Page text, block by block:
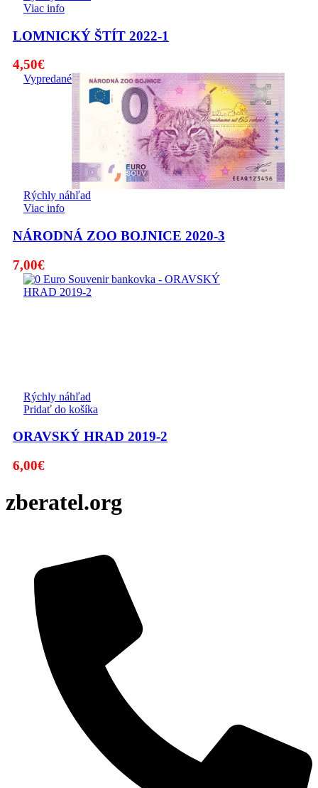
Viac info
LOMNICKÝ ŠTÍT 2022-1
4,50€
Vypredané
Rýchly náhľad
Viac info
NÁRODNÁ ZOO BOJNICE 2020-3
7,00€
Rýchly náhľad
Pridať do košíka
ORAVSKÝ HRAD 2019-2
6,00€
zberatel.org